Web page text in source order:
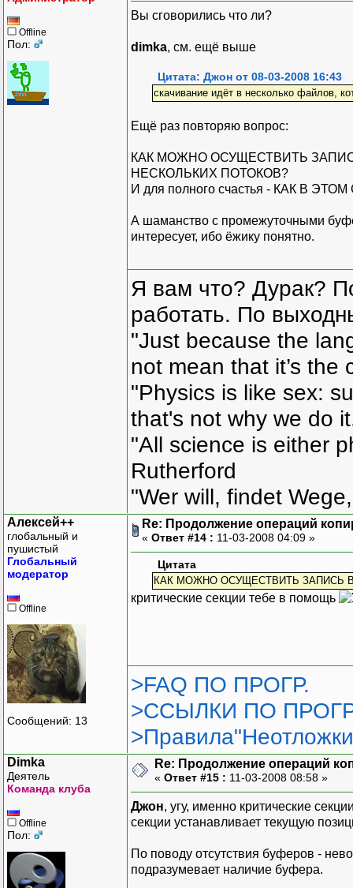
Offline
Пол:
Вы сговорились что ли?
dimka, см. ещё выше
Цитата: Джон от 08-03-2008 16:43
скачивание идёт в несколько файлов,
Ещё раз повторяю вопрос:
КАК МОЖНО ОСУЩЕСТВИТЬ
НЕСКОЛЬКИХ ПОТОКОВ?
И для полного счастья - КАК В
А шаманство с промежуточными
интересует, ибо ёжику понятно.
Я вам что? Дурак?
работать. По
"Just because the
not mean that it’s the
"Physics is like sex:
that's not why we do
"All science is either
Rutherford
"Wer will, findet
Алексей++
глобальный и
пушистый
Глобальный
модератор
Offline
Сообщений: 13
Re: Продолжение операций
« Ответ #14 : 11-03-2008 04:09 »
Цитата
КАК МОЖНО ОСУЩЕСТВИТЬ ЗАПИСЬ
критические секции тебе в помощь
>FAQ ПО ПРОГР.
>ССЫЛКИ ПО
Dimka
Деятель
Команда клуба
Offline
Пол:
Re: Продолжение операций
« Ответ #15 : 11-03-2008 08:58 »
Джон, угу, именно критические
секции устанавливает текущую
По поводу отсутствия буферов -
подразумевает наличие буфера.